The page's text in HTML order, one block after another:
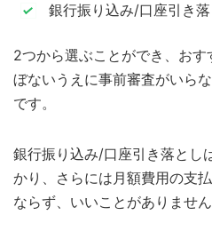
銀行振り込み/口座引き落
2つから選ぶことができ、お
ぼないうえに事前審査がいら
です。
銀行振り込み/口座引き落とし
かり、さらには月額費用の支
ならず、いいことがありません